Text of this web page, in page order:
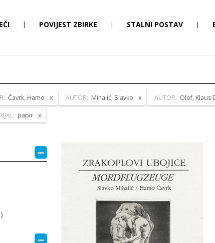
| POVIJEST ZBIRKE | STALNI POSTAV |
Čavrk, Hamo AUTOR: Mihalić, Slavko AUTOR: Olof, Klaus
papir